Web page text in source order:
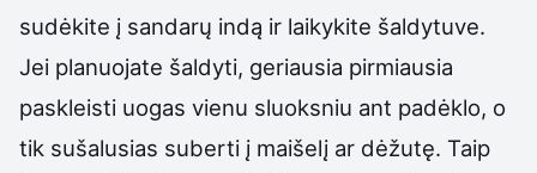
sudėkite į sandarų indą ir laikykite šaldytuve.
Jei planuojate šaldyti, geriausia pirmiausia
paskleisti uogas vienu sluoksniu ant padėklo, o
tik sušalusias suberti į maišelį ar dėžutę. Taip